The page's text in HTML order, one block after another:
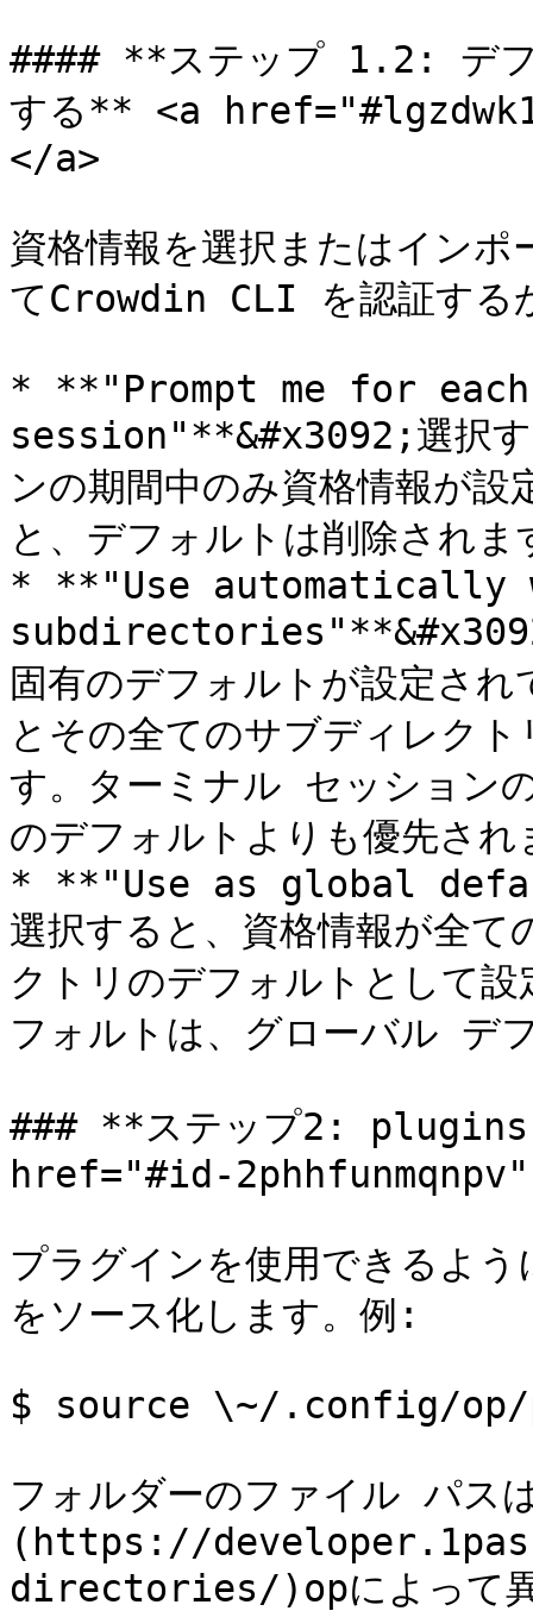
#### **ステップ 1.2: デフ
する** <a
</a>
資格情報を選択またはイン
てCrowdin CLI を認証する
* **"Prompt me for
session"**&#x3092;選択す
ンの期間中のみ資格情報が
と、デフォルトは削除されま
* **"Use
固有のデフォルトが設定さ
とその全てのサブディレク
す。ターミナル セッション
のデフォルトよりも優先され
* **"Use as global
選択すると、資格情報が全
クトリのデフォルトとして
フォルトは、グローバル デ
### **ステップ2:
href="#id-
プラグインを使用できるよ
をソース化します。例:
$ source \~/.config/
フォルダーのファイル パス
(https://
directories/)opによって